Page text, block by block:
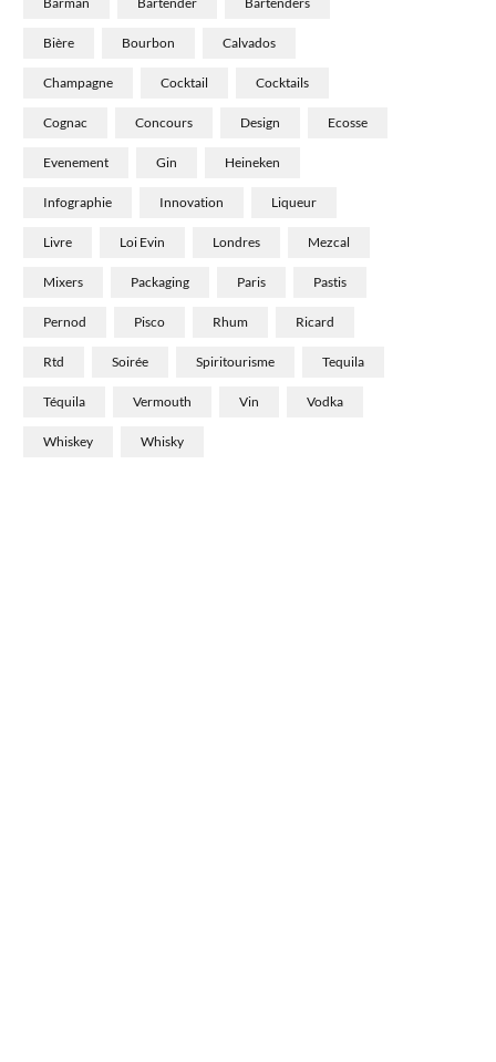
Bière Bourbon Calvados
Champagne Cocktail Cocktails
Cognac Concours Design Ecosse
Evenement Gin Heineken
Infographie Innovation Liqueur
Livre Loi Evin Londres Mezcal
Mixers Packaging Paris Pastis
Pernod Pisco Rhum Ricard
Rtd Soirée Spiritourisme Tequila
Téquila Vermouth Vin Vodka
Whiskey Whisky